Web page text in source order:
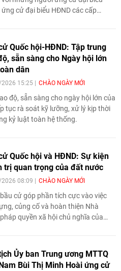
cử đại biểu HĐND các cấp
Quốc hội-HĐND: Tập trung
sẵn sàng cho Ngày hội lớn
dân
15:25 CHÀO NGÀY MỚI
độ, sẵn sàng cho ngày hội lớn của
tục rà soát kỹ lưỡng, xử lý kịp thời
kỷ luật toàn hệ thống.
Quốc hội và HĐND: Sự kiện
trị quan trọng của đất nước
08:09 CHÀO NGÀY MỚI
cử góp phần tích cực vào việc
củng cố và hoàn thiện Nhà
quyền xã hội chủ nghĩa của
Ủy ban Trung ương MTTQ
Bùi Thị Minh Hoài ứng cử